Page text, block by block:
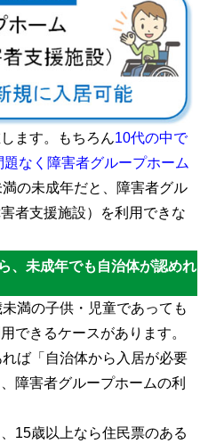
ます。もちろん10代の中で
なく障害者グループホーム
の未成年だと、障害者グル
者支援施設）を利用できな
、未成年でも自治体が認めれ
満の子供・児童であっても
できるケースがあります。
ば「自治体から入居が必要
障害者グループホームの利
15歳以上なら住民票のある